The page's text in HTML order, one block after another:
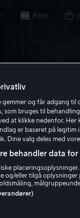
Film
gemmer og får adgang til
som bruges til
at klikke nedenfor. Her
er baseret på
Dine valg deles med
behandler data for
og/eller tilgå oplysninger